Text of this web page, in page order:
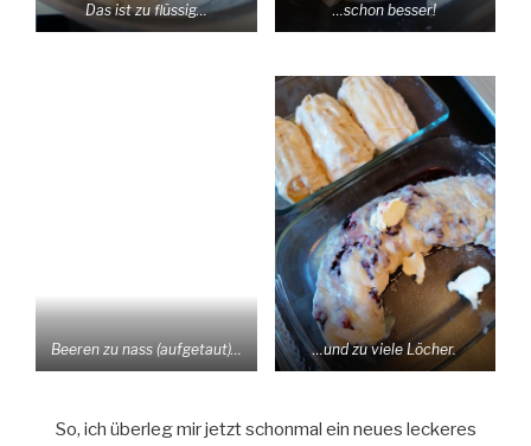
Das ist zu flüssig… …schon besser!
Beeren zu nass (aufgetaut)… …und zu viele Löcher.
So, ich überleg mir jetzt schonmal ein neues leckeres